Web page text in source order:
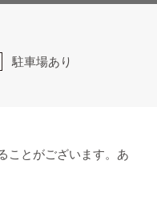
駐車場あり
ことがございます。あ